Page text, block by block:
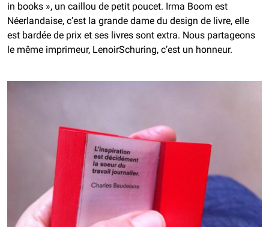
in books », un caillou de petit poucet. Irma Boom est
Néerlandaise, c’est la grande dame du design de livre, elle
est bardée de prix et ses livres sont extra. Nous partageons
le même imprimeur, LenoirSchuring, c’est un honneur.